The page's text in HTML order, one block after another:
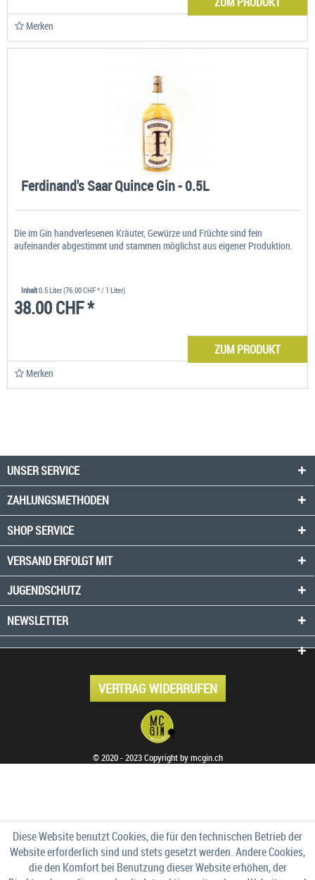
Merken
Ferdinand's Saar Quince Gin - 0.5L
Die im Gin handverlesenen Kräuter, Gewürze und Früchte sind fein
aufeinander abgestimmt und stammen möglichst aus eigener Produktion.
Inhalt0.5 Liter(76.00 CHF * / 1 Liter)
38.00 CHF *
ZUM PRODUKT
Merken
UNSER SERVICE
ZAHLUNGSMETHODEN
SHOP SERVICE
VERSAND ERFOLGT MIT
JUGENDSCHUTZ
NEWSLETTER
VERTRAG WIDERRUFEN
© 2020 - 2023 Copyright by mcgin.ch
Diese Website benutzt Cookies, die für den technischen Betrieb der
Website erforderlich sind und stets gesetzt werden. Andere Cookies,
die den Komfort bei Benutzung dieser Website erhöhen, der